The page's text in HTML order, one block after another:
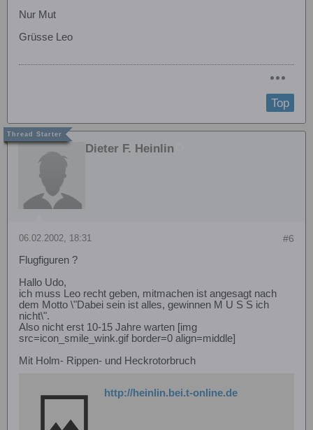
Nur Mut
Grüsse Leo
Top
Dieter F. Heinlin
#6
06.02.2002, 18:31
Flugfiguren ?
Hallo Udo,
ich muss Leo recht geben, mitmachen ist angesagt nach
dem Motto \"Dabei sein ist alles, gewinnen M U S S ich
nicht\".
Also nicht erst 10-15 Jahre warten [img
src=icon_smile_wink.gif border=0 align=middle]
Mit Holm- Rippen- und Heckrotorbruch
http://heinlin.bei.t-online.de